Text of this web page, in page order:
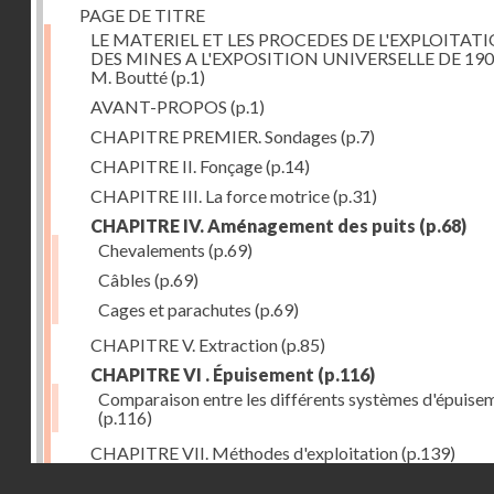
PAGE DE TITRE
LE MATERIEL ET LES PROCEDES DE
DES MINES A L'EXPOSITION UNIVERSELLE DE
M. Boutté(p.1)
AVANT-PROPOS (p.1)
CHAPITRE PREMIER. Sondages (p.7)
CHAPITRE II. Fonçage(p.14)
CHAPITRE III. La force motrice(p.31)
CHAPITRE IV. Aménagement des puits (p.68)
Chevalements (p.69)
Câbles (p.69)
Cages et parachutes (p.69)
CHAPITRE V. Extraction(p.85)
CHAPITRE VI . Épuisement (p.116)
Comparaison entre les différents systèmes
(p.116)
CHAPITRE VII. Méthodes d'exploitation(p.139)